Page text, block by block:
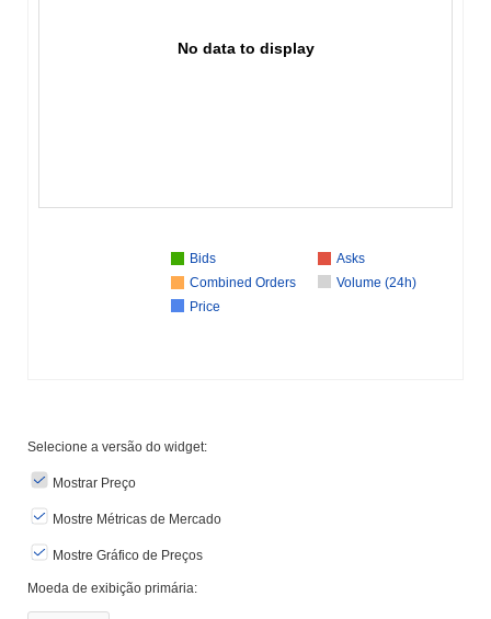
No data to display
Bids
Asks
Combined Orders
Volume (24h)
Price
Selecione a versão do widget:
Mostrar Preço
Mostre Métricas de Mercado
Mostre Gráfico de Preços
Moeda de exibição primária: